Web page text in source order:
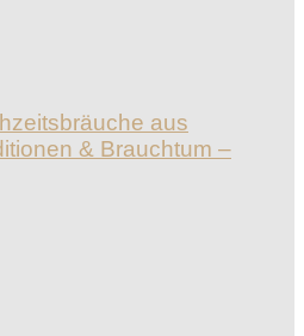
aus
& Brauchtum –